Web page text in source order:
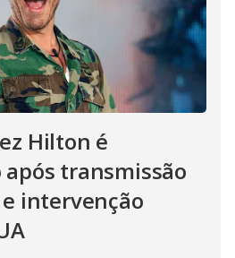
Hilton é
transmissão
intervenção